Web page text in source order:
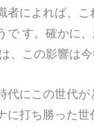
よれば、これ
。確かに、新
の影響は今後
この世代がど
ち勝った世代